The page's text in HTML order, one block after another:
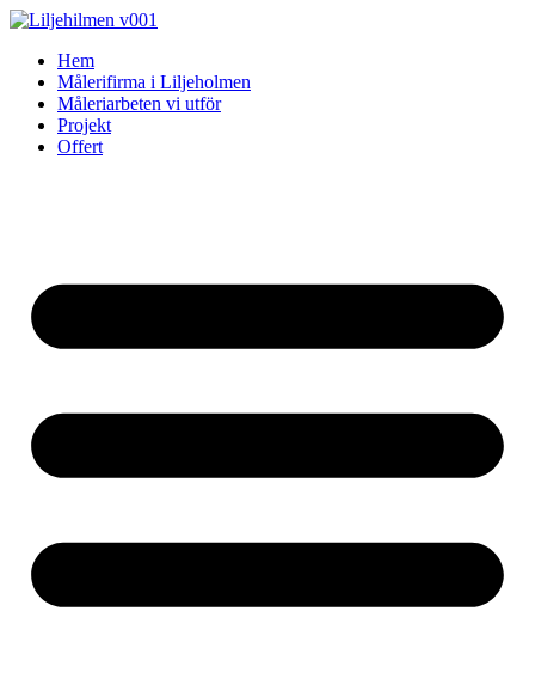
Skip
contentHem
Målerifirma i Liljeholmen
Måleriarbeten vi utför
Projekt
Offert